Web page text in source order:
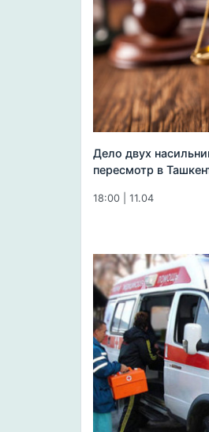
Дело двух
пересмотр в
18:00 | 11.04